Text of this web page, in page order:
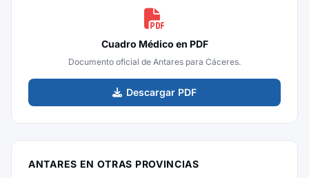
Cuadro Médico en PDF
Documento oficial de Antares para Cáceres.
Descargar PDF
ANTARES EN OTRAS PROVINCIAS